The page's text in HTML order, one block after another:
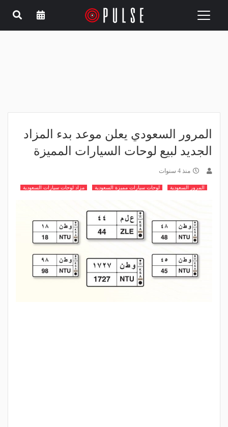
Toggle
المرور السعودي يعلن موعد بدء المزاد
الجديد لبيع لوحات السيارات المميزة
منذ 4 سنوات
المرور السعودية لوحات سيارات مميزة السعودية مزاد لوحات سيارات السعودية